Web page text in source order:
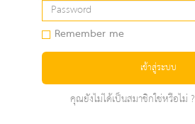
Remember me
เข้าสู่ระบบ
คุณยังไม่ได้เป็นสมาชิกใช่หรือไม่ ?